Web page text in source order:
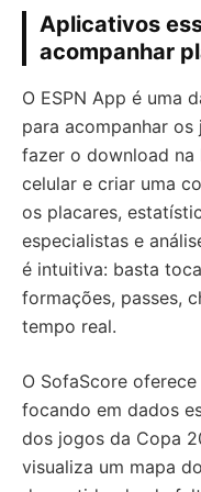
Aplicativos
acompanhar
O ESPN App é uma
para acompanhar
fazer o download
celular e criar uma
os placares,
especialistas e
é intuitiva: basta
formações, passes,
tempo real.
O SofaScore
focando em dados
dos jogos da Copa
visualiza um mapa